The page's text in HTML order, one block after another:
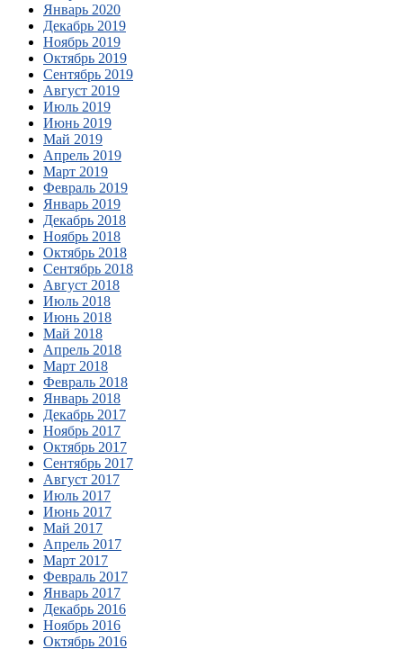
Январь 2020
Декабрь 2019
Ноябрь 2019
Октябрь 2019
Сентябрь 2019
Август 2019
Июль 2019
Июнь 2019
Май 2019
Апрель 2019
Март 2019
Февраль 2019
Январь 2019
Декабрь 2018
Ноябрь 2018
Октябрь 2018
Сентябрь 2018
Август 2018
Июль 2018
Июнь 2018
Май 2018
Апрель 2018
Март 2018
Февраль 2018
Январь 2018
Декабрь 2017
Ноябрь 2017
Октябрь 2017
Сентябрь 2017
Август 2017
Июль 2017
Июнь 2017
Май 2017
Апрель 2017
Март 2017
Февраль 2017
Январь 2017
Декабрь 2016
Ноябрь 2016
Октябрь 2016